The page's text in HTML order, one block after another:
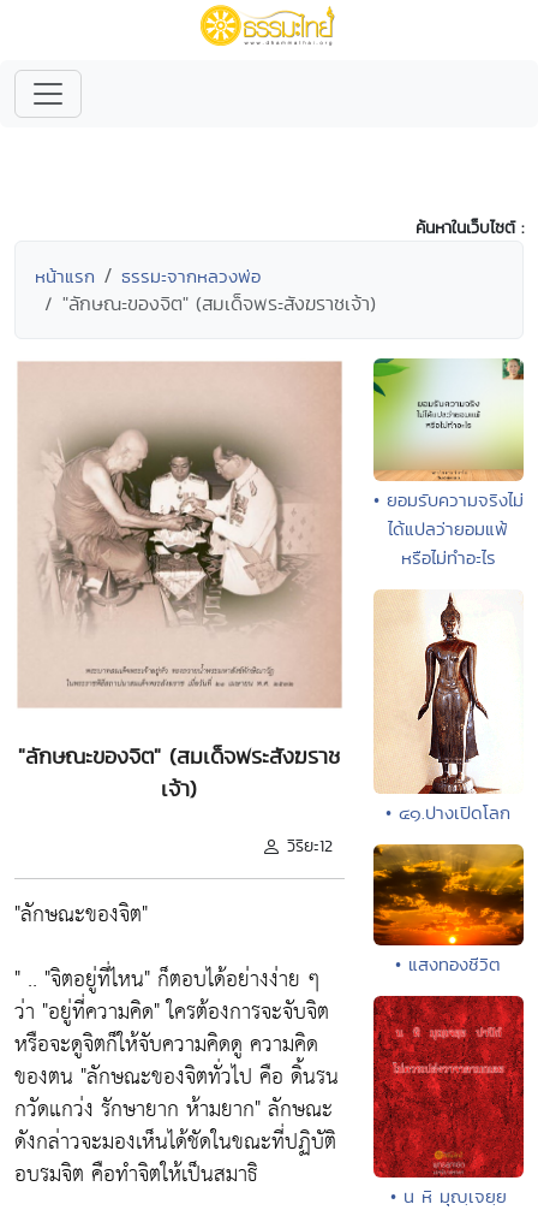
ค้นหาในเว็บไซต์ :
หน้าแรก ธรรมะจากหลวงพ่อ
"ลักษณะของจิต" (สมเด็จพระสังฆราชเจ้า)
"ลักษณะของจิต" (สมเด็จพระสังฆราช
เจ้า)
วิริยะ12
"ลักษณะของจิต"
" .. "จิตอยู่ที่ไหน" ก็ตอบได้อย่างง่าย ๆ
ว่า "อยู่ที่ความคิด" ใครต้องการจะจับจิต
หรือจะดูจิตก็ให้จับความคิดดู ความคิด
ของตน "ลักษณะของจิตทั่วไป คือ ดิ้นรน
กวัดแกว่ง รักษายาก ห้ามยาก" ลักษณะ
ดังกล่าวจะมองเห็นได้ชัดในขณะที่ปฏิบัติ
อบรมจิต คือทำจิตให้เป็นสมาธิ
• ยอมรับความจริงไม่
ได้แปลว่ายอมแพ้
หรือไม่ทำอะไร
• ๔๑.ปางเปิดโลก
• แสงทองชีวิต
• น หิ มุญฺเจยฺย